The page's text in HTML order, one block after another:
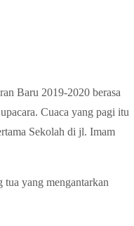
Baru 2019-2020 berasa
Cuaca yang pagi itu
Sekolah di jl. Imam
tua yang mengantarkan